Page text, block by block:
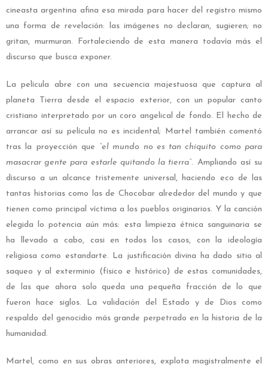
cineasta argentina afina esa mirada para hacer del registro mismo
una forma de revelación: las imágenes no declaran, sugieren; no
gritan, murmuran. Fortaleciendo de esta manera todavía más el
discurso que busca exponer.
La película abre con una secuencia majestuosa que captura al
planeta Tierra desde el espacio exterior, con un popular canto
cristiano interpretado por un coro angelical de fondo. El hecho de
arrancar así su película no es incidental; Martel también comentó
tras la proyección que
“el mundo no es tan chiquito como para
masacrar gente para estarle quitando la tierra”. Ampliando así su
discurso a un alcance tristemente universal, haciendo eco de las
tantas historias como las de Chocobar alrededor del mundo y que
tienen como principal víctima a los pueblos originarios. Y la canción
elegida lo potencia aún más: esta limpieza étnica sanguinaria se
ha llevado a cabo, casi en todos los casos, con la ideología
religiosa como estandarte. La justificación divina ha dado sitio al
saqueo y al exterminio (físico e histórico) de estas comunidades,
de las que ahora solo queda una pequeña fracción de lo que
fueron hace siglos. La validación del Estado y de Dios como
respaldo del genocidio más grande perpetrado en la historia de la
humanidad.
Martel, como en sus obras anteriores, explota magistralmente el